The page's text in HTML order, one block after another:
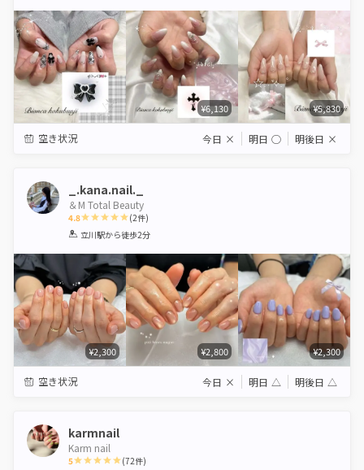
¥6,130 ¥5,830
空き状況 今日 × 明日 ◯ 明後日 ×
_.kana.nail._
＆M Total Beauty
4.8
1 2 3 4 5
(2件)
立川駅から徒歩2分
¥2,300 ¥2,800 ¥2,300
空き状況 今日 × 明日 △ 明後日 △
karmnail
Karm nail
5 (72件)